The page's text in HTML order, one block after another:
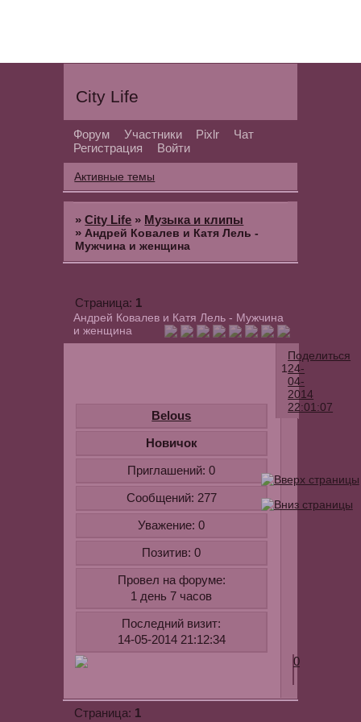
City Life
Форум Участники Pixlr
Чат
Регистрация
Войти
Активные темы
»City Life » Музыка и клипы
» Андрей Ковалев и Катя Лель -
Мужчина и женщина
Андрей Ковалев и Катя Лель - Мужчина
и женщина
Страница: 1
Поделиться
124-
04-
2014
22:01:07
Belous
Новичок
Приглашений: 0
Сообщений: 277
Уважение: 0
Позитив: 0
Провел на форуме:
1 день 7 часов
Последний визит:
14-05-2014 21:12:34
-
0
Страница: 1